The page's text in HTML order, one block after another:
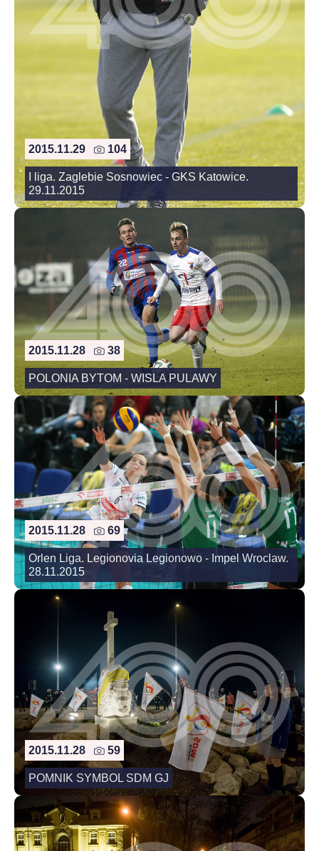
2015.11.29 104
I liga. Zaglebie Sosnowiec - GKS Katowice.
29.11.2015
2015.11.28 38
POLONIA BYTOM - WISLA PULAWY
2015.11.28 69
Orlen Liga. Legionovia Legionowo - Impel Wroclaw.
28.11.2015
2015.11.28 59
POMNIK SYMBOL SDM GJ